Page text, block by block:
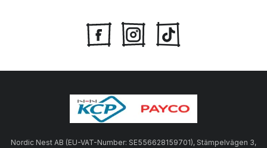
Nordic Nest AB (EU-VAT-Number: SE556628159701), Stämpelvägen 3,